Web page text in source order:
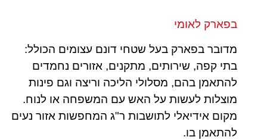
בפארק לאומי
מדובר בפארק בעל שטחי דונם עצומים הכולל:
בתי קפה, שירותים, מתקנים, אזורים נחמדים
להתאמן בהם, מסלולי הליכה וריצה וגם פינות
מוצלות לעשות על האש עם המשפחה או לנוח.
מקום אידיאלי לתושבות ר"ג המחפשות אזור נעים
להתאמן בו.